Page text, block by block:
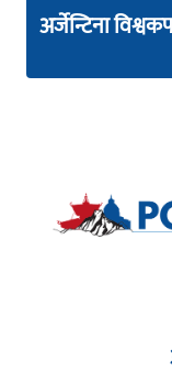
अर्जेन्टिना